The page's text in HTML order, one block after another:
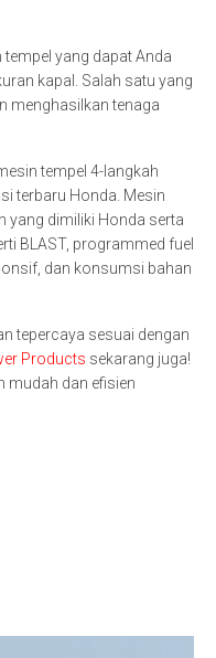
yang dapat Anda
kapal. Salah satu yang
menghasilkan tenaga
tempel 4-langkah
terbaru Honda. Mesin
yang dimiliki Honda serta
BLAST, programmed fuel
dan konsumsi bahan
tepercaya sesuai dengan
Products sekarang juga!
mudah dan efisien